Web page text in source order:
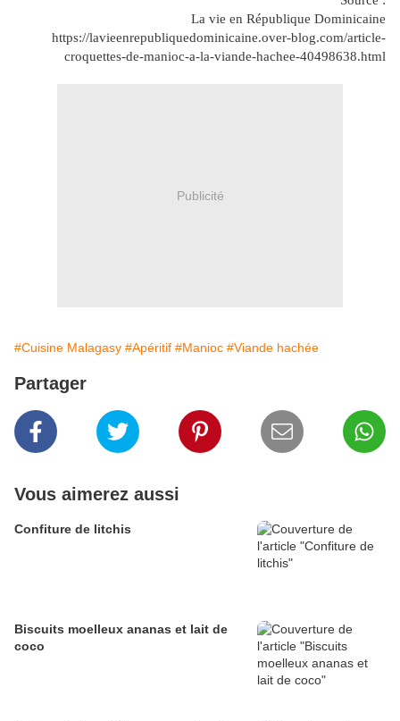
La vie en République Dominicaine
https://lavieenrepubliquedominicaine.over-blog.com/article-
croquettes-de-manioc-a-la-viande-hachee-40498638.html
Publicité
#Cuisine Malagasy #Apéritif #Manioc #Viande hachée
Partager
Vous aimerez aussi
Confiture de litchis
Biscuits moelleux ananas et lait de
coco